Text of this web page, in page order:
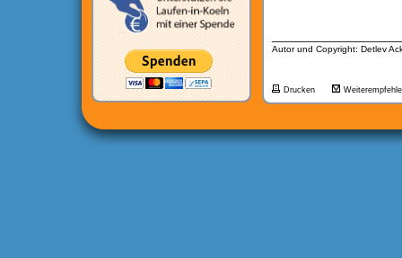
Autor und Copyright: Detlev
Drucken